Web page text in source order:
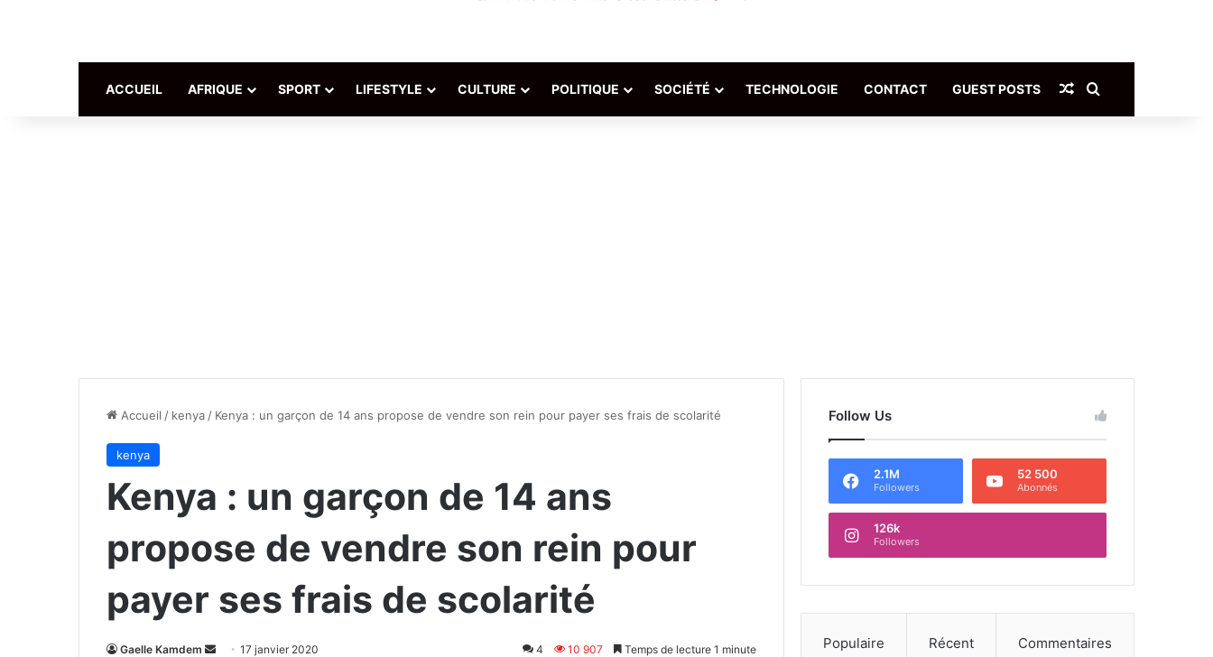
ACCUEIL AFRIQUE SPORT LIFESTYLE CULTURE POLITIQUE SOCIÉTÉ TECHNOLOGIE CONTACT GUEST POSTS Article Aléatoire
Accueil / kenya / Kenya : un garçon de 14 ans propose de vendre son rein pour payer ses frais de scolarité
kenya
Kenya : un garçon de 14 ans
propose de vendre son rein pour
payer ses frais de scolarité
Gaelle Kamdem
Envoyer17 janvier 2020 4 10 907 Temps de lecture 1 minute
Follow Us
2.1M
Followers
52 500
Abonnés
126k
Followers
Populaire Récent Commentaires